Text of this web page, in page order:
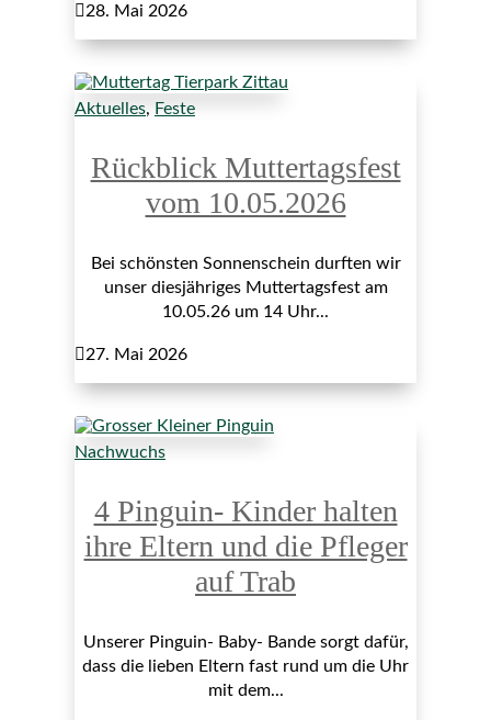
28. Mai 2026
Aktuelles, Feste
Rückblick Muttertagsfest
vom 10.05.2026
Bei schönsten Sonnenschein durften wir
unser diesjähriges Muttertagsfest am
10.05.26 um 14 Uhr...
27. Mai 2026
Nachwuchs
4 Pinguin- Kinder halten
ihre Eltern und die Pfleger
auf Trab
Unserer Pinguin- Baby- Bande sorgt dafür,
dass die lieben Eltern fast rund um die Uhr
mit dem...